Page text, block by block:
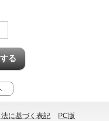
に基づく表記 PC版